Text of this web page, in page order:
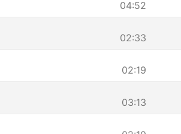
04:52
02:33
02:19
03:13